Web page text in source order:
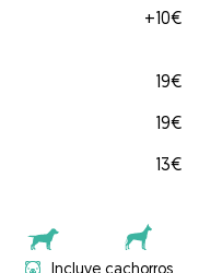
+10€
19€
19€
13€
Incluye cachorros